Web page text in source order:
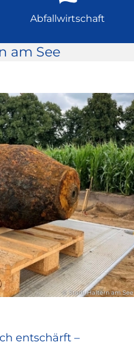
Abfallwirtschaft
am See
© Stadt Haltern am See
entschärft –